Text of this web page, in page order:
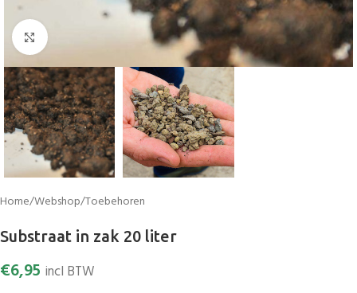
Vergroten
Home/Webshop/Toebehoren
Substraat in zak 20 liter
€6,95 incl BTW